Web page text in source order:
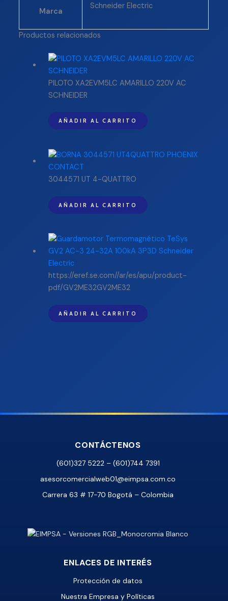
Marca
Schneider Electric
Productos relacionados
PILOTO XA2EVM5LC AMARILLO 220V AC
SCHNEIDER
AÑADIR AL CARRITO
3044571 UT 4-QUATTRO
AÑADIR AL CARRITO
https://eref.se.com//ar/es/apu/product-
pdf/GV2ME32GV2ME32
AÑADIR AL CARRITO
CONTÁCTENOS
(601)327 5222 – (601)744 7391
asesorcomercialweb01@eimpsa.com.co
Carrera 63 # 17-70 Bogotá – Colombia
ENLACES DE INTERÉS
Protección de datos
Nuestra Empresa y Políticas